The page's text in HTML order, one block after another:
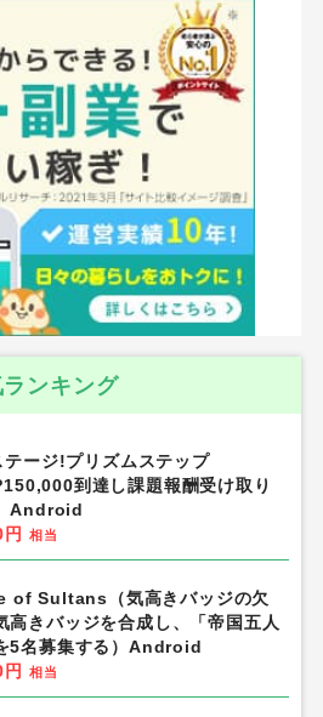
ランキング
テージ!プリズムステップ
到達し課題報酬受け取り
Android
相当
of Sultans（気高きバッジの欠
高きバッジを合成し、「帝国五人
5名募集する）Android
相当